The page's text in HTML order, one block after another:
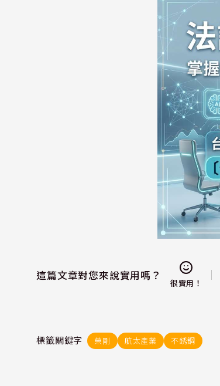
這篇文章對您來說實用嗎？
很實用！
標籤關鍵字 榮剛 航太產業 不銹鋼